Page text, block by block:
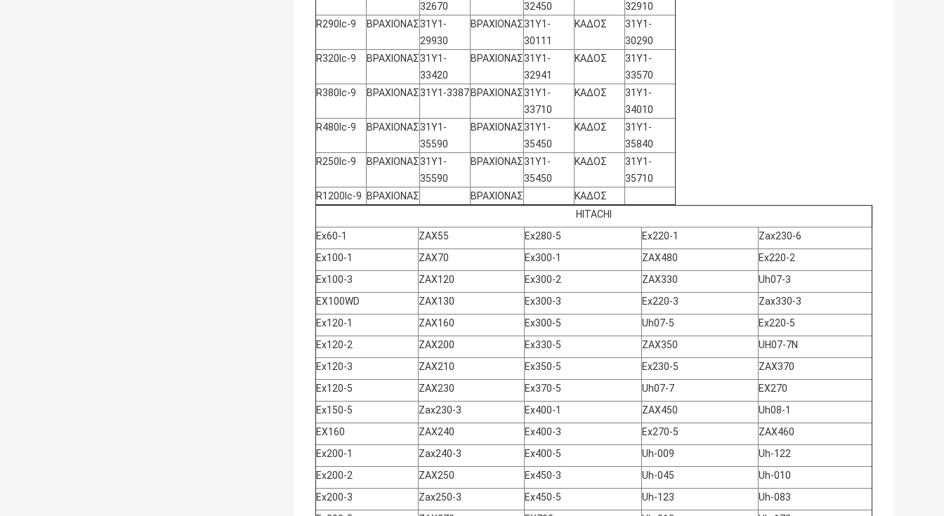
32670
32450
32910
R290lc-9
ΒΡΑΧΙΟΝΑΣ31Y1-
29930
ΒΡΑΧΙΟΝΑΣ31Y1-
30111
ΚΑΔΟΣ
31Y1-
30290
R320lc-9
ΒΡΑΧΙΟΝΑΣ31Y1-
33420
ΒΡΑΧΙΟΝΑΣ31Y1-
32941
ΚΑΔΟΣ
31Y1-
33570
R380lc-9
ΒΡΑΧΙΟΝΑΣ31Y1-3387 ΒΡΑΧΙΟΝΑΣ31Y1-
33710
ΚΑΔΟΣ
31Y1-
34010
R480lc-9
ΒΡΑΧΙΟΝΑΣ31Y1-
35590
ΒΡΑΧΙΟΝΑΣ31Y1-
35450
ΚΑΔΟΣ
31Y1-
35840
R250lc-9
ΒΡΑΧΙΟΝΑΣ31Y1-
35590
ΒΡΑΧΙΟΝΑΣ31Y1-
35450
ΚΑΔΟΣ
31Y1-
35710
R1200lc-9
ΒΡΑΧΙΟΝΑΣ ΒΡΑΧΙΟΝΑΣ
ΚΑΔΟΣ
HITACHI
Ex60-1
ZAX55 Ex280-5 Ex220-1
Zax230-6
Ex100-1
ZAX70 Ex300-1 ZAX480
Ex220-2
Ex100-3
ZAX120 Ex300-2 ZAX330
Uh07-3
EX100WD
ZAX130 Ex300-3 Ex220-3
Zax330-3
Ex120-1
ZAX160 Ex300-5 Uh07-5
Ex220-5
Ex120-2
ZAX200 Ex330-5 ZAX350
UH07-7N
Ex120-3
ZAX210 Ex350-5 Ex230-5
ZAX370
Ex120-5
ZAX230 Ex370-5 Uh07-7
EX270
Ex150-5
Zax230-3 Ex400-1 ZAX450
Uh08-1
EX160
ZAX240 Ex400-3 Ex270-5
ZAX460
Ex200-1
Zax240-3 Ex400-5 Uh-009
Uh-122
Ex200-2
ZAX250 Ex450-3 Uh-045
Uh-010
Ex200-3
Zax250-3 Ex450-5 Uh-123
Uh-083